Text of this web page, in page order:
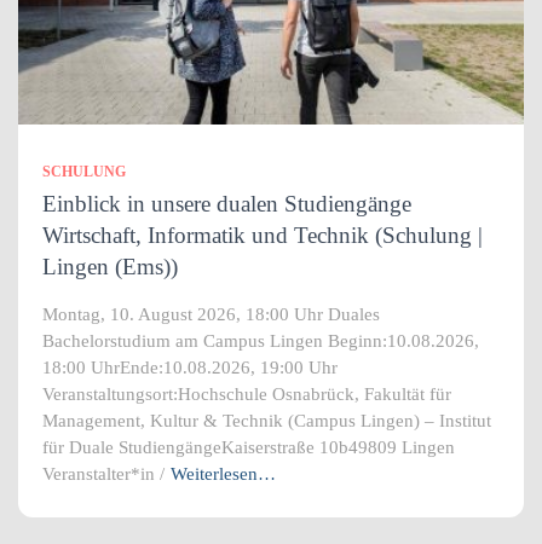
SCHULUNG
Einblick in unsere dualen Studiengänge
Wirtschaft, Informatik und Technik (Schulung |
Lingen (Ems))
Montag, 10. August 2026, 18:00 Uhr Duales
Bachelorstudium am Campus Lingen Beginn:10.08.2026,
18:00 UhrEnde:10.08.2026, 19:00 Uhr
Veranstaltungsort:Hochschule Osnabrück, Fakultät für
Management, Kultur & Technik (Campus Lingen) – Institut
für Duale StudiengängeKaiserstraße 10b49809 Lingen
Veranstalter*in / Weiterlesen…